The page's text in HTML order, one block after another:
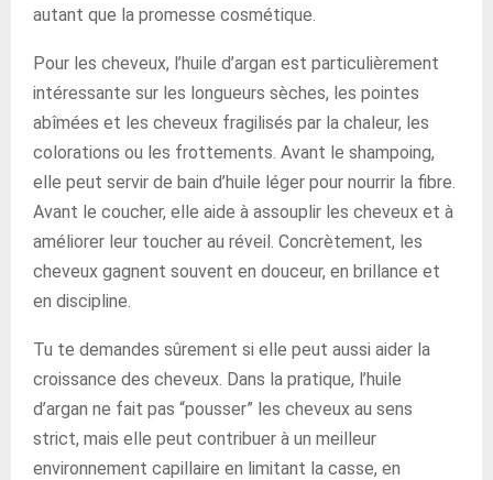
autant que la promesse cosmétique.
Pour les cheveux, l’huile d’argan est particulièrement
intéressante sur les longueurs sèches, les pointes
abîmées et les cheveux fragilisés par la chaleur, les
colorations ou les frottements. Avant le shampoing,
elle peut servir de bain d’huile léger pour nourrir la fibre.
Avant le coucher, elle aide à assouplir les cheveux et à
améliorer leur toucher au réveil. Concrètement, les
cheveux gagnent souvent en douceur, en brillance et
en discipline.
Tu te demandes sûrement si elle peut aussi aider la
croissance des cheveux. Dans la pratique, l’huile
d’argan ne fait pas “pousser” les cheveux au sens
strict, mais elle peut contribuer à un meilleur
environnement capillaire en limitant la casse, en